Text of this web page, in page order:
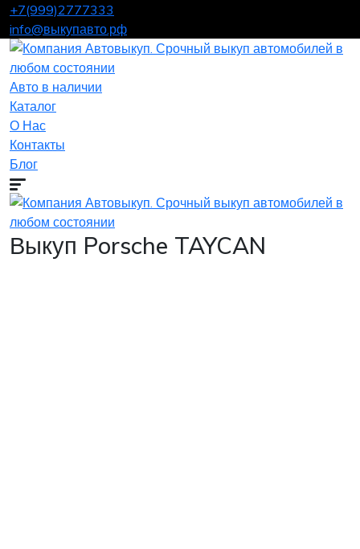
+7(999)2777333
info@выкупавто.рф
Авто в наличии
Каталог
О Нас
Контакты
Блог
Выкуп Porsche TAYCAN